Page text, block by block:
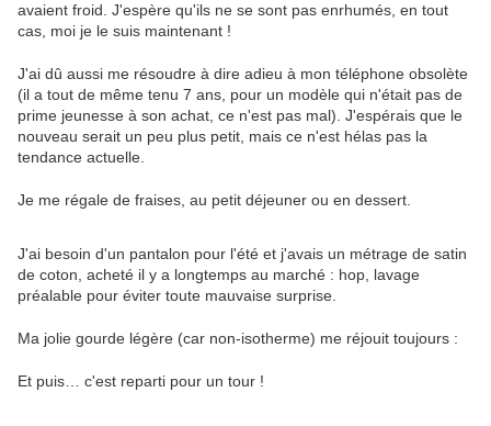
avaient froid. J'espère qu'ils ne se sont pas enrhumés, en tout
cas, moi je le suis maintenant !
J'ai dû aussi me résoudre à dire adieu à mon téléphone obsolète
(il a tout de même tenu 7 ans, pour un modèle qui n'était pas de
prime jeunesse à son achat, ce n'est pas mal). J'espérais que le
nouveau serait un peu plus petit, mais ce n'est hélas pas la
tendance actuelle.
Je me régale de fraises, au petit déjeuner ou en dessert.
J'ai besoin d'un pantalon pour l'été et j'avais un métrage de satin
de coton, acheté il y a longtemps au marché : hop, lavage
préalable pour éviter toute mauvaise surprise.
Ma jolie gourde légère (car non-isotherme) me réjouit toujours :
Et puis… c'est reparti pour un tour !